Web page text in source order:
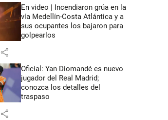
En video | Incendiaron grúa en la
vía Medellín-Costa Atlántica y a
sus ocupantes los bajaron para
golpearlos
share
Oficial: Yan Diomandé es nuevo
jugador del Real Madrid;
conozca los detalles del
traspaso
share